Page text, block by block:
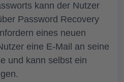
kann der Nutzer
Password Recovery
eines neuen
eine E-Mail an seine
und kann selbst ein